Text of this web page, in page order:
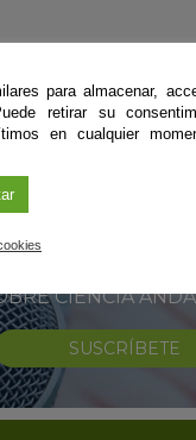
CIENCIA
SUSCRÍBETE
para almacenar,
retirar su
en cualquier